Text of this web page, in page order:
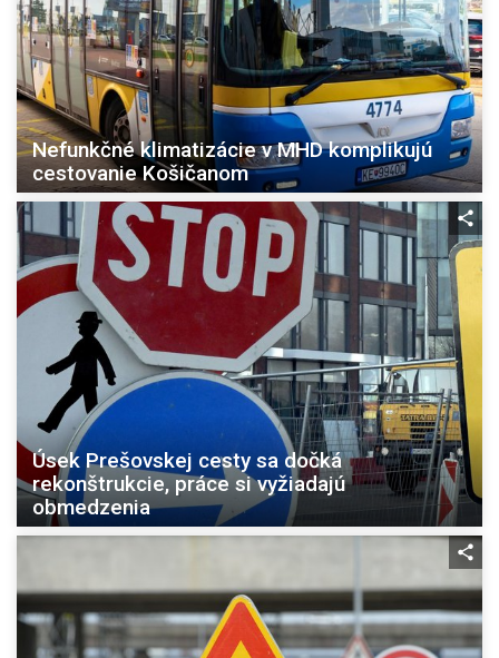
Nefunkčné klimatizácie v MHD komplikujú
cestovanie Košičanom
Úsek Prešovskej cesty sa dočká
rekonštrukcie, práce si vyžiadajú
obmedzenia